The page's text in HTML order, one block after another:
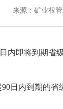
来源：矿业权
内即将到期
90日内到期的